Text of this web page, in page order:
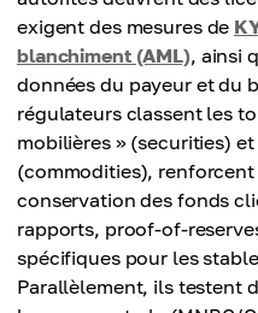
exigent des mesures de
blanchiment (AML), ainsi
données du payeur et du
régulateurs classent les
mobilières » (securities)
(commodities),
conservation des fonds
rapports, proof-of-
spécifiques pour les
Parallèlement, ils testent